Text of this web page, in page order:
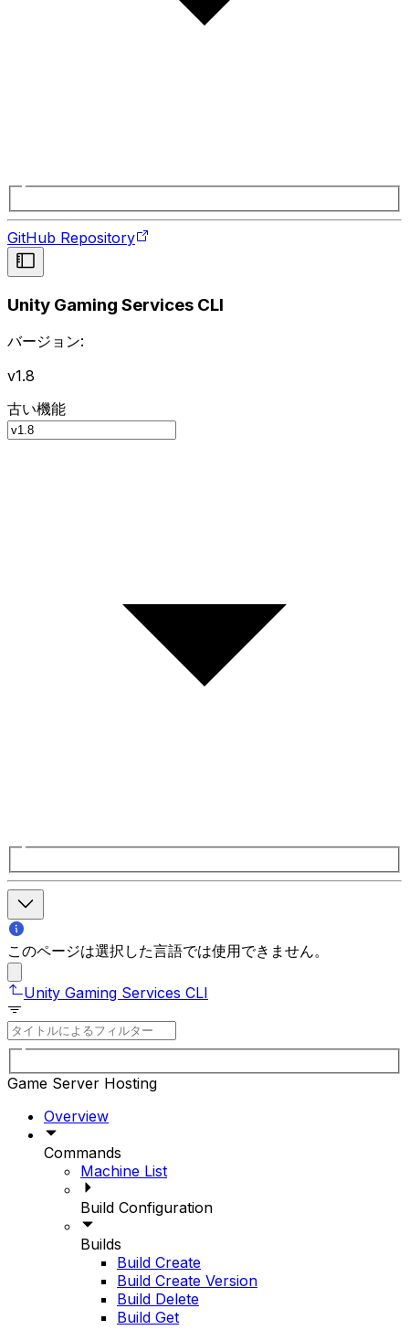
GitHub Repository
Unity Gaming Services CLI
バージョン:
v1.8
古い機能
このページは選択した言語では使用できません。
Unity Gaming Services CLI
Game Server Hosting
Overview
Commands
Machine List
Build Configuration
Builds
Build Create
Build Create Version
Build Delete
Build Get